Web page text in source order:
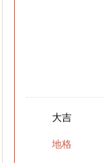
大吉
地格